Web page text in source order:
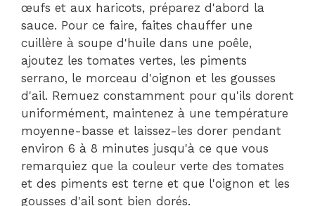
œufs et aux haricots, préparez d'abord la
sauce. Pour ce faire, faites chauffer une
cuillère à soupe d'huile dans une poêle,
ajoutez les tomates vertes, les piments
serrano, le morceau d'oignon et les gousses
d'ail. Remuez constamment pour qu'ils dorent
uniformément, maintenez à une température
moyenne-basse et laissez-les dorer pendant
environ 6 à 8 minutes jusqu'à ce que vous
remarquiez que la couleur verte des tomates
et des piments est terne et que l'oignon et les
gousses d'ail sont bien dorés.